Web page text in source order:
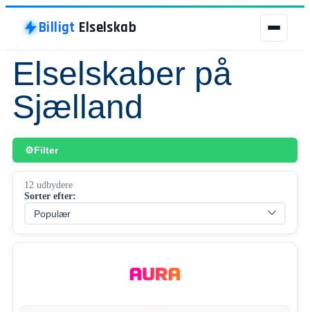
Billigt Elselskab
BilligtElselskab
BILLIGT ELSELSKAB
ELSELSKABER
Elselskaber på
Sjælland
Filter
12 udbydere
Sorter efter: